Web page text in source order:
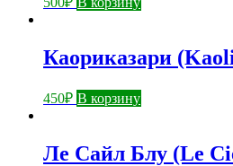
Каориказари
450₽ В корзину
Ле Сайл Блу (Le